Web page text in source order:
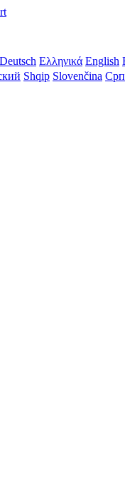
Deutsch Ελληνικά English
Shqip Slovenčina